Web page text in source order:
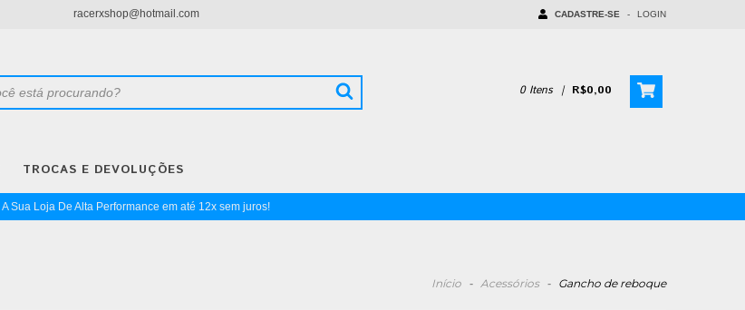
racerxshop@hotmail.com CADASTRE-SE - LOGIN
0 Itens | R$0,00
TROCAS E DEVOLUÇÕES
A Sua Loja De Alta Performance em até 12x sem juros!
Início - Acessórios - Gancho de reboque